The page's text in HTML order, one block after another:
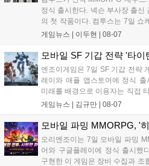
정식 출시한다. 넥슨 부사장 출신
의 첫 작품이다. 컴투스는 7일 쇼
심 콘텐츠, 유료화 정책, 운영 방
의 오만으로 균열이...
게임뉴스 | 이두현 08-07
모바일 SF 기갑 전략 '타
엔조이게임은 7일 SF 기갑 전략
레이와 애플 앱스토어에 정식
미래를 배경으로 이용자는 직접
위한 전투를 펼친다. 지휘관 모집,
지원 보상을 제공한다. 상세 내용
게임뉴스 | 김규만 08-07
모바일 파밍 MMORPG, '
오리엔조이는 7일 모바일 파밍
어와 구글플레이에 정식 출시했
구현한 이 게임은 장비 수집과 조